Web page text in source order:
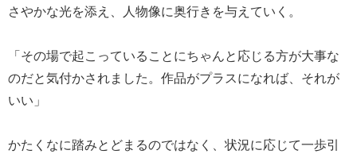
さやかな光を添え、人物像に奥行きを与えていく。
「その場で起こっていることにちゃんと応じる方が大事な
のだと気付かされました。作品がプラスになれば、それが
いい」
かたくなに踏みとどまるのではなく、状況に応じて一歩引